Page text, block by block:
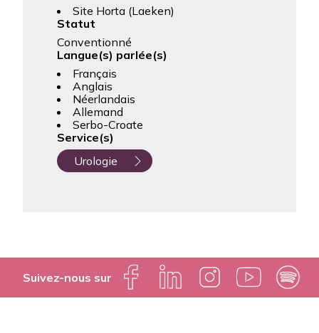
Site Horta (Laeken)
Statut
Conventionné
Langue(s) parlée(s)
Français
Anglais
Néerlandais
Allemand
Serbo-Croate
Service(s)
Urologie
Suivez-nous sur